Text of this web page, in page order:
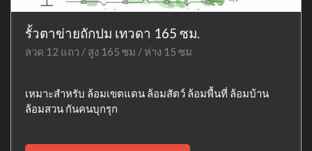
รั้วตาข่ายถักปม เทวดา 165 ซม.
ลวด 12 แถว / สูง 165 ซม / ห่าง 15 ซม
เหมาะสำหรับ ล้อมเขตแดน ล้อมสัตว์ ล้อมพื้นที่ ล้อมบ้าน
ล้อมสวน กันคนบุกรุก